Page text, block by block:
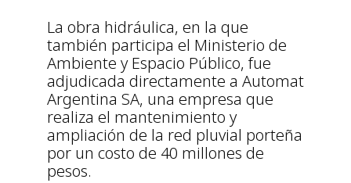
La obra hidráulica, en la que
también participa el Ministerio de
Ambiente y Espacio Público, fue
adjudicada directamente a Automat
Argentina SA, una empresa que
realiza el mantenimiento y
ampliación de la red pluvial porteña
por un costo de 40 millones de
pesos.